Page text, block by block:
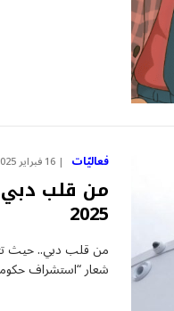
فعاليّات 16 فبراير 2025
2025
شعار “استشراف